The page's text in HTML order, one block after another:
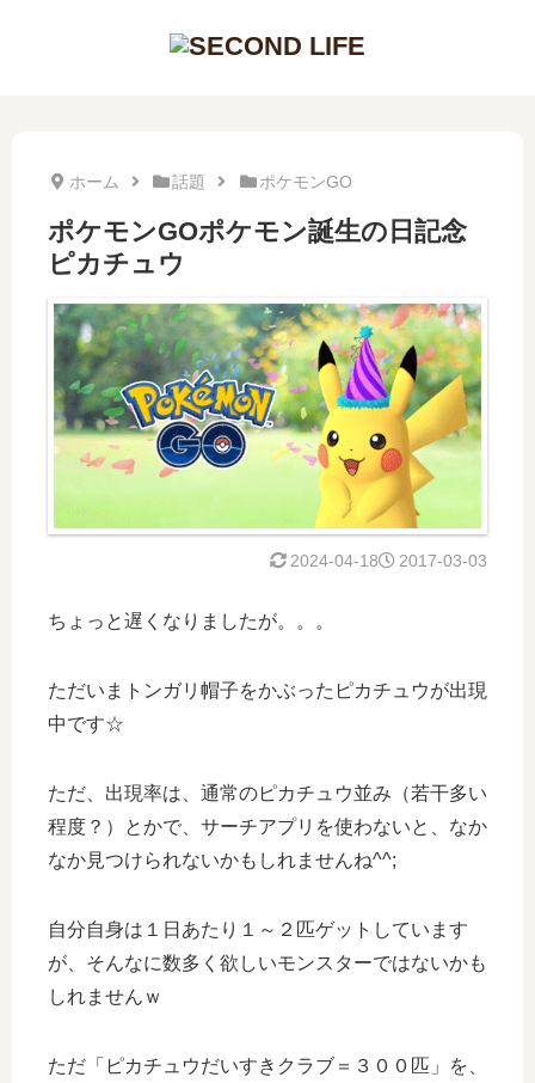
ホーム 話題 ポケモンGO
ポケモンGOポケモン誕生の日記念
ピカチュウ
2017-03-03
2024-04-18
ちょっと遅くなりましたが。。。
ただいまトンガリ帽子をかぶったピカチュウが出現
中です☆
ただ、出現率は、通常のピカチュウ並み（若干多い
程度？）とかで、サーチアプリを使わないと、なか
なか見つけられないかもしれませんね^^;
自分自身は１日あたり１～２匹ゲットしています
が、そんなに数多く欲しいモンスターではないかも
しれませんｗ
ただ「ピカチュウだいすきクラブ＝３００匹」を、